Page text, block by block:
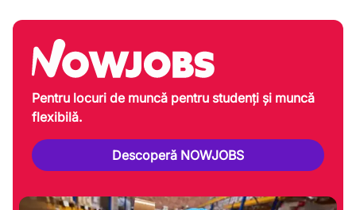
Pentru locuri de muncă pentru studenți și muncă
flexibilă.
Descoperă NOWJOBS